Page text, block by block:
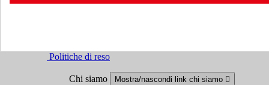
Politiche di reso
Chi siamo Mostra/nascondi link chi siamo 